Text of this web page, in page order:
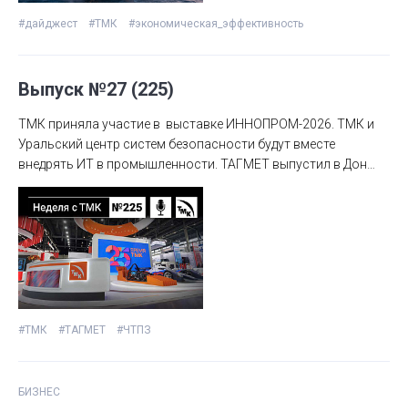
#дайджест #ТМК #экономическая_эффективность
Выпуск №27 (225)
ТМК приняла участие в выставке ИННОПРОМ-2026. ТМК и
Уральский центр систем безопасности будут вместе
внедрять ИТ в промышленности. ТАГМЕТ выпустил в Дон
мальков русского осетра. В Полевском прошел
молодежный квест «Тайна Металлургического Клада». На
ТАГМЕТе повысили эффективность экстренной
медицинской помощи. На ЧТПЗ улучшили качество
обсадных труб. Первоуральские сталевары осваивают
новые виды продукции. В городах присутствия ТМК прошли
выпускные «Профессионалитета».
#ТМК #ТАГМЕТ #ЧТПЗ
БИЗНЕС